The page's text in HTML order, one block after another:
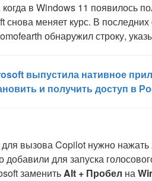
когда в Windows 11 появилось
снова меняет курс. В
обнаружил строку,
выпустила нативное
и получить доступ в
вызова Copilot нужно нажать
добавили для запуска
заменитьAlt + Пробел на